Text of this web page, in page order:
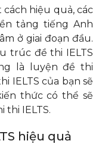
hiệu quả, các
tảng tiếng Anh
ở giai đoạn đầu.
trúc đề thi IELTS
là luyện đề thi
IELTS của bạn sẽ
thức có thể sẽ
thi IELTS.
hiệu quả